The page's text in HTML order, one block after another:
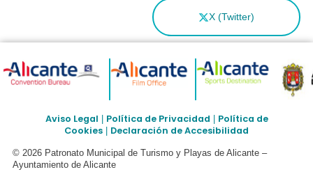
X (Twitter)
Aviso Legal Política de Privacidad
Política de
Cookies
Declaración de Accesibilidad
© 2026 Patronato Municipal de Turismo y Playas de Alicante –
Ayuntamiento de Alicante